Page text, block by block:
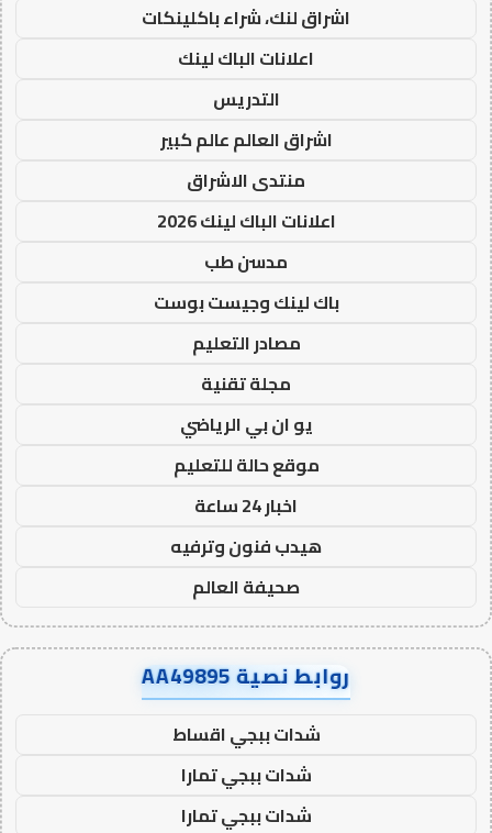
اشراق لنك، شراء باكلينكات
اعلانات الباك لينك
التدريس
اشراق العالم عالم كبير
منتدى الاشراق
اعلانات الباك لينك 2026
مدسن طب
باك لينك وجيست بوست
مصادر التعليم
مجلة تقنية
يو ان بي الرياضي
موقع حالة للتعليم
اخبار 24 ساعة
هيدب فنون وترفيه
صحيفة العالم
روابط نصية AA49895
شدات ببجي اقساط
شدات ببجي تمارا
شدات ببجي تمارا